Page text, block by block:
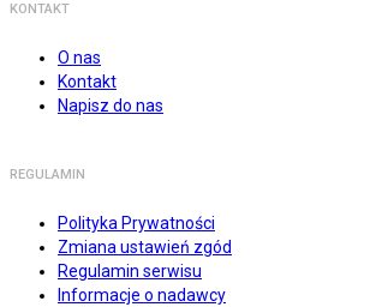
KONTAKT
O nas
Kontakt
Napisz do nas
REGULAMIN
Polityka Prywatności
Zmiana ustawień zgód
Regulamin serwisu
Informacje o nadawcy